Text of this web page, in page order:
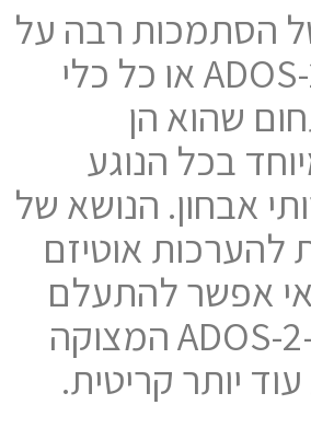
הסתמכות רבה על
ה-ADI-R ו-ADOS-2 או כל כלי
שהוא הן
בכל הנוגע
אבחון. הנושא של
להערכות אוטיזם
אפשר להתעלם
ממנו. עם ה-2-ADOS המצוקה
יותר קריטית.